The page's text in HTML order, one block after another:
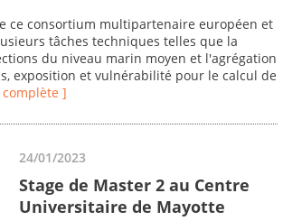
ce consortium multipartenaire européen et
tâches techniques telles que la
du niveau marin moyen et l'agrégation
exposition et vulnérabilité pour le calcul de
]
24/01/2023
Stage de Master 2 au Centre
Universitaire de Mayotte